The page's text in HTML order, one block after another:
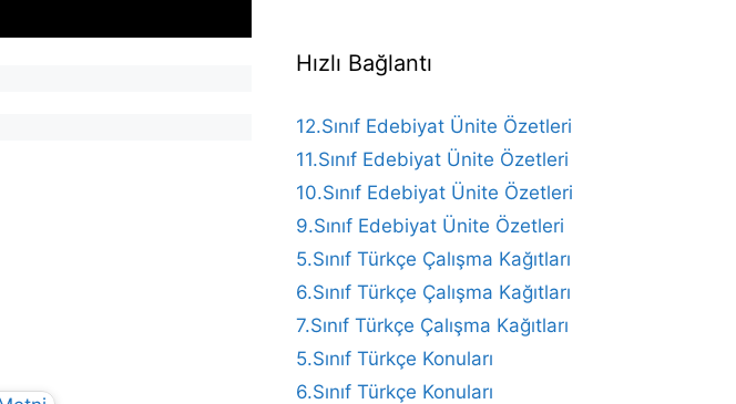
Hızlı Bağlantı
12.Sınıf Edebiyat Ünite Özetleri
11.Sınıf Edebiyat Ünite Özetleri
10.Sınıf Edebiyat Ünite Özetleri
9.Sınıf Edebiyat Ünite Özetleri
5.Sınıf Türkçe Çalışma Kağıtları
6.Sınıf Türkçe Çalışma Kağıtları
7.Sınıf Türkçe Çalışma Kağıtları
5.Sınıf Türkçe Konuları
6.Sınıf Türkçe Konuları